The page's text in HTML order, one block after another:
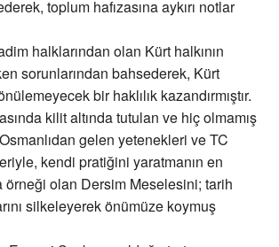
toplum hafızasına aykırı notlar
halklarından olan Kürt halkının
sorunlarından bahsederek, Kürt
bir haklılık kazandırmıştır.
kilit altında tutulan ve hiç olmamış
gelen yetenekleri ve TC
kendi pratiğini yaratmanın en
örneği olan Dersim Meselesini; tarih
silkeleyerek önümüze koymuş